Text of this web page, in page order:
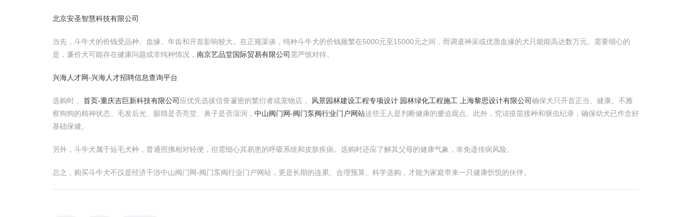
北京安圣智慧科技有限公司
当先，斗牛犬的价钱受品种、血缘、年齿和开首影响较大。在正规渠谈，纯种斗牛犬的价钱频繁在5000元至15000元之间，而调遣神采或优质血缘的犬只能能高达数万元。需要细心的
是，廉价犬可能存在健康问题或非纯种情况， 南京艺品堂国际贸易有限公司 需严慎对待。
兴海人才网-兴海人才招聘信息查询平台
选购时， 首页-重庆吉巨新科技有限公司 应优先选拔信誉邃密的繁衍者或宠物店， 风景园林建设工程专项设计 园林绿化工程施工 上海黎思设计有限公司确保犬只开首正当、健康。不雅
察狗狗的精神状态、毛发后光、眼睛是否亮堂、鼻子是否湿润， 中山阀门网-阀门泵阀行业门户网站这些王人是判断健康的蹙迫观点。此外，究诘疫苗接种和驱虫纪录，确保幼犬已作念好
基础保健。
另外，斗牛犬属于短毛犬种，普通照拂相对轻便，但需细心其易患的呼吸系统和皮肤疾病。选购时还应了解其父母的健康气象，幸免遗传病风险。
总之，购买斗牛犬不仅是经济干涉中山阀门网-阀门泵阀行业门户网站，更是长期的连累。合理预算、科学选购，才能为家庭带来一只健康忻悦的伙伴。